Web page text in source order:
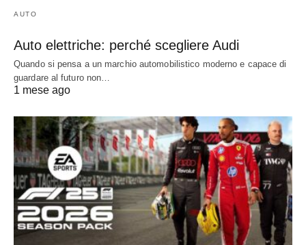
AUTO
Auto elettriche: perché scegliere Audi
Quando si pensa a un marchio automobilistico moderno e capace di
guardare al futuro non…
1 mese ago